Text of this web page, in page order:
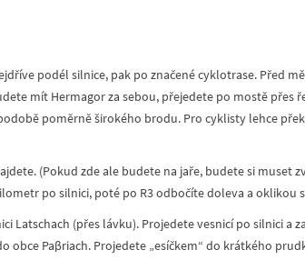
podél silnice, pak po značené cyklotrase. Před
mít Hermagor za sebou, přejedete po mostě přes
poměrně širokého brodu. Pro cyklisty lehce
(Pokud zde ale budete na jaře, budete si muset
po silnici, poté po R3 odbočíte doleva a oklikou
Latschach (přes lávku). Projedete vesnicí po silnici a
Paβriach. Projedete „esíčkem“ do krátkého